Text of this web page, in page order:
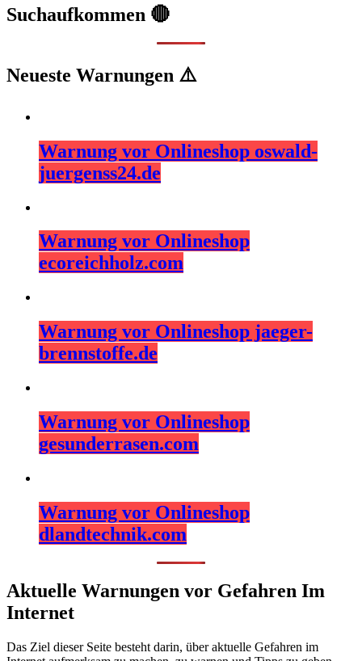
Suchaufkommen 🔴
Neueste Warnungen ⚠️
Warnung vor Onlineshop oswald-
juergenss24.de
Warnung vor Onlineshop
ecoreichholz.com
Warnung vor Onlineshop jaeger-
brennstoffe.de
Warnung vor Onlineshop
gesunderrasen.com
Warnung vor Onlineshop
dlandtechnik.com
Aktuelle Warnungen vor Gefahren Im
Internet
Das Ziel dieser Seite besteht darin, über aktuelle Gefahren im